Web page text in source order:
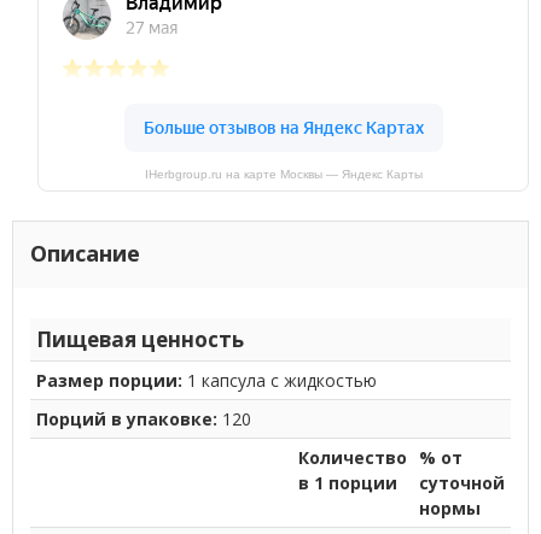
IHerbgroup.ru на карте Москвы — Яндекс Карты
Описание
Пищевая ценность
Размер порции: 1 капсула с жидкостью
Порций в упаковке: 120
Количество
в 1 порции
% от
суточной
нормы